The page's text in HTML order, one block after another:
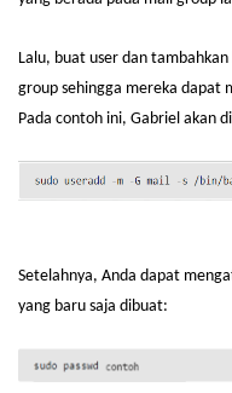
Lalu, buat user dan tambahkan
group sehingga mereka dapat
Pada contoh ini, Gabriel akan
Setelahnya, Anda dapat
yang baru saja dibuat: